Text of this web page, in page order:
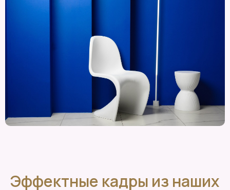
Эффектные кадры из наших